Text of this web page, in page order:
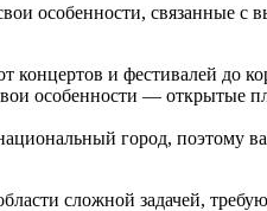
особенности, связанные
и фестивалей до
особенности — открытые
город, поэтому
сложной задачей,